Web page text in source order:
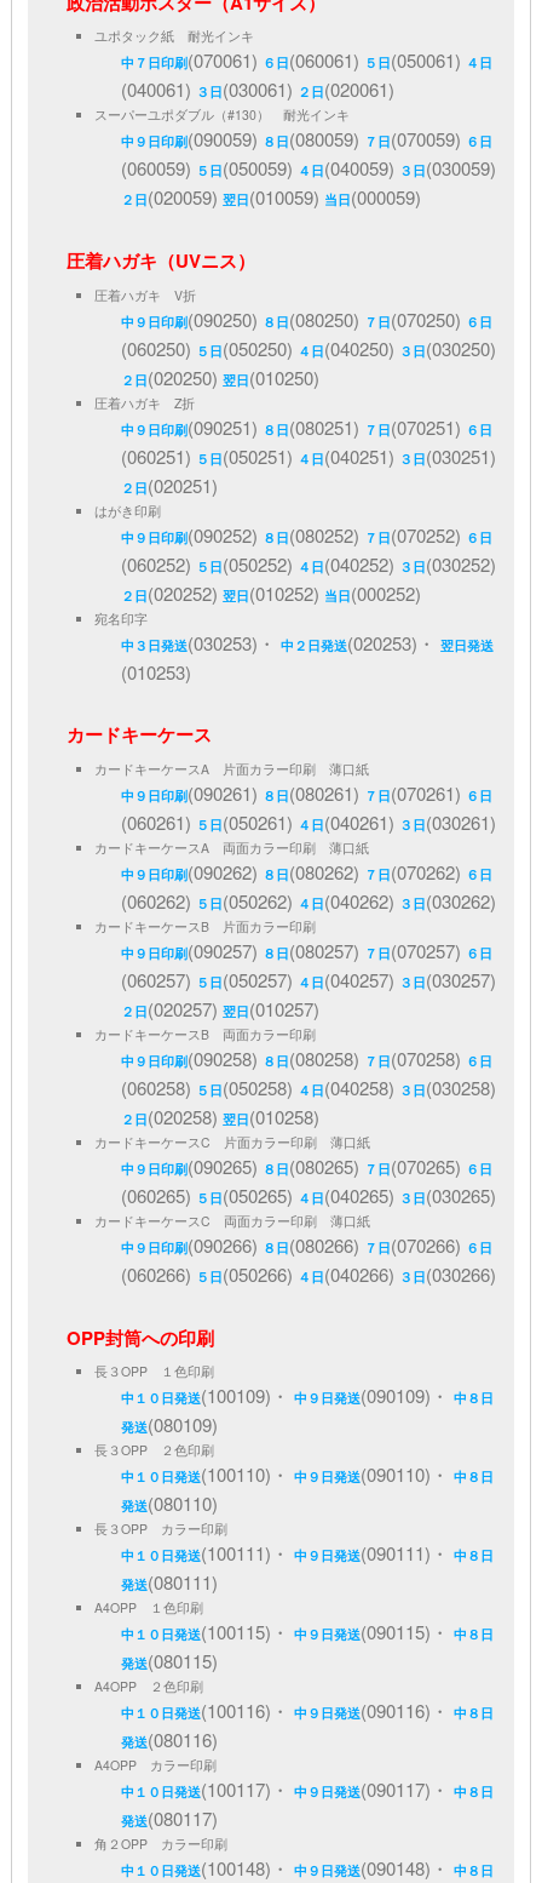
ユポタック紙 耐光インキ
中７日印刷(070061) ６日(060061) ５日(050061) ４日
(040061) ３日(030061) ２日(020061)
スーパーユポダブル（#130） 耐光インキ
中９日印刷(090059) ８日(080059) ７日(070059) ６日
(060059) ５日(050059) ４日(040059) ３日(030059)
２日(020059)翌日(010059) 当日(000059)
圧着ハガキ（UVニス）
圧着ハガキ V折
中９日印刷(090250) ８日(080250) ７日(070250) ６日
(060250) ５日(050250) ４日(040250) ３日(030250)
２日(020250)翌日(010250)
圧着ハガキ Z折
中９日印刷(090251) ８日(080251) ７日(070251) ６日
(060251) ５日(050251) ４日(040251) ３日(030251)
２日(020251)
はがき印刷
中９日印刷(090252) ８日(080252) ７日(070252) ６日
(060252) ５日(050252) ４日(040252) ３日(030252)
２日(020252)翌日(010252) 当日(000252)
宛名印字
中３日発送(030253)・中２日発送(020253)・翌日発送
(010253)
カードキーケース
カードキーケースA 片面カラー印刷 薄口紙
中９日印刷(090261) ８日(080261) ７日(070261) ６日
(060261) ５日(050261) ４日(040261) ３日(030261)
カードキーケースA 両面カラー印刷 薄口紙
中９日印刷(090262) ８日(080262) ７日(070262) ６日
(060262) ５日(050262) ４日(040262) ３日(030262)
カードキーケースB 片面カラー印刷
中９日印刷(090257) ８日(080257) ７日(070257) ６日
(060257) ５日(050257) ４日(040257) ３日(030257)
２日(020257)翌日(010257)
カードキーケースB 両面カラー印刷
中９日印刷(090258) ８日(080258) ７日(070258) ６日
(060258) ５日(050258) ４日(040258) ３日(030258)
２日(020258)翌日(010258)
カードキーケースC 片面カラー印刷 薄口紙
中９日印刷(090265) ８日(080265) ７日(070265) ６日
(060265) ５日(050265) ４日(040265) ３日(030265)
カードキーケースC 両面カラー印刷 薄口紙
中９日印刷(090266) ８日(080266) ７日(070266) ６日
(060266) ５日(050266) ４日(040266) ３日(030266)
OPP封筒への印刷
長３OPP １色印刷
中１０日発送(100109)・中９日発送(090109)・中８日
発送(080109)
長３OPP ２色印刷
中１０日発送(100110)・中９日発送(090110)・中８日
発送(080110)
長３OPP カラー印刷
中１０日発送(100111)・中９日発送(090111)・中８日
発送(080111)
A4OPP １色印刷
中１０日発送(100115)・中９日発送(090115)・中８日
発送(080115)
A4OPP ２色印刷
中１０日発送(100116)・中９日発送(090116)・中８日
発送(080116)
A4OPP カラー印刷
中１０日発送(100117)・中９日発送(090117)・中８日
発送(080117)
角２OPP カラー印刷
中１０日発送(100148)・中９日発送(090148)・中８日